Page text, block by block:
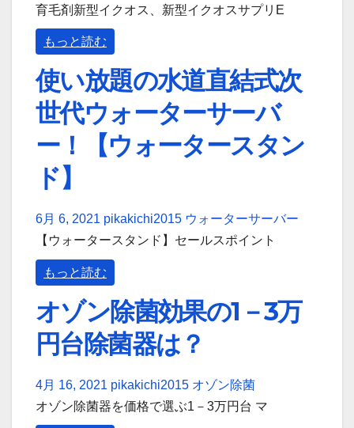
育毛剤新型イクオス、新型イクオスサプリE
もっと読む
使い放題の水道直結式次
世代ウォーターサーバ
ー！【ウォータースタン
ド】
6月 6, 2021 pikakichi2015 ウォーターサーバー
【ウォータースタンド】セールスポイント
もっと読む
オゾン除菌効果の1－3万
円台除菌器は？
4月 16, 2021 pikakichi2015 オゾン除菌
オゾン除菌器を価格で選ぶ1－3万円台 マ